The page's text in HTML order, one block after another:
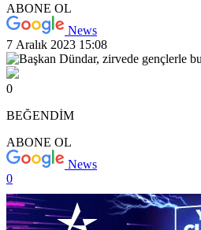
ABONE OL
News
7 Aralık 2023 15:08
0
BEĞENDİM
ABONE OL
News
0